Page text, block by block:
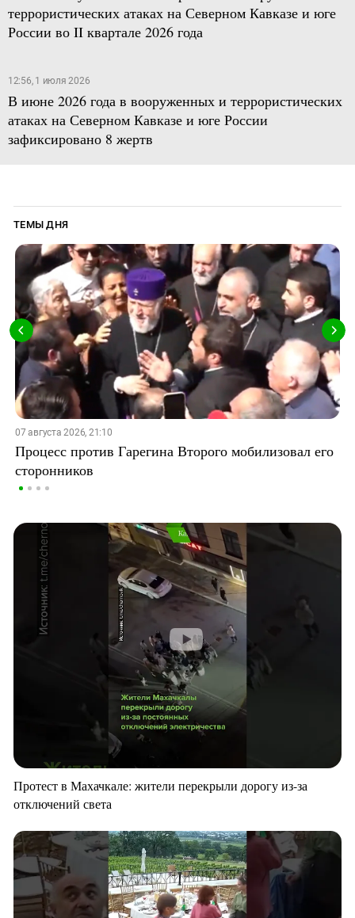
террористических атаках на Северном Кавказе и юге
России во II квартале 2026 года
12:56, 1 июля 2026
В июне 2026 года в вооруженных и террористических
атаках на Северном Кавказе и юге России
зафиксировано 8 жертв
ТЕМЫ ДНЯ
07 августа 2026, 21:10
Процесс против Гарегина Второго мобилизовал его
сторонников
Протест в Махачкале: жители перекрыли дорогу из-за
отключений света